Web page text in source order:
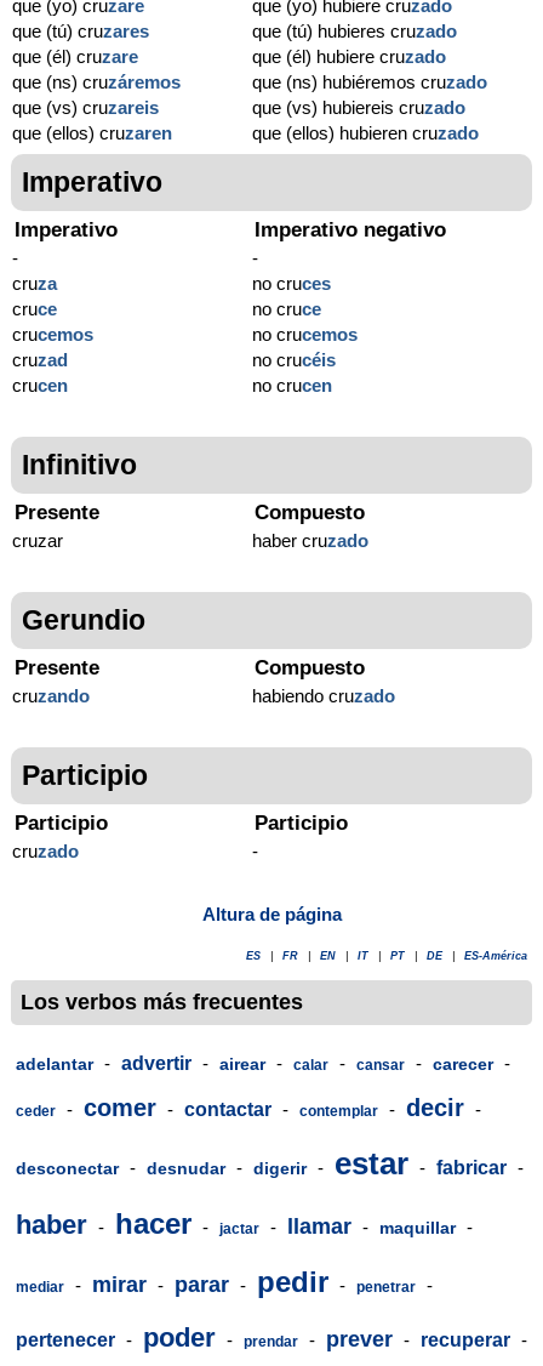
que (yo) cruzare
que (tú) cruzares
que (él) cruzare
que (ns) cruzáremos
que (vs) cruzareis
que (ellos) cruzaren
que (yo) hubiere cruzado
que (tú) hubieres cruzado
que (él) hubiere cruzado
que (ns) hubiéremos cruzado
que (vs) hubiereis cruzado
que (ellos) hubieren cruzado
Imperativo
Imperativo
-
cruza
cruce
crucemos
cruzad
crucen
Imperativo negativo
-
no cruces
no cruce
no crucemos
no crucéis
no crucen
Infinitivo
Presente
cruzar
Compuesto
haber cruzado
Gerundio
Presente
cruzando
Compuesto
habiendo cruzado
Participio
Participio
cruzado
Participio
-
Altura de página
ES FR EN IT PT DE ES-América
Los verbos más frecuentes
adelantar - advertir - airear - calar - cansar - carecer -
ceder - comer - contactar - contemplar - decir -
desconectar - desnudar - digerir - estar - fabricar -
haber - hacer - jactar - llamar - maquillar -
mediar - mirar - parar - pedir - penetrar -
pertenecer - poder - prendar - prever - recuperar -